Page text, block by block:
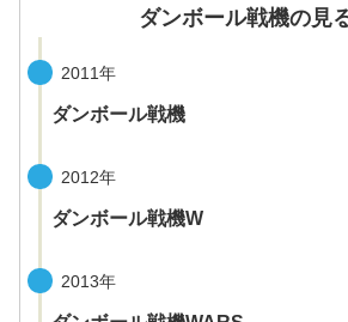
ダンボール戦機の見
2011年
ダンボール戦機
2012年
ダンボール戦機W
2013年